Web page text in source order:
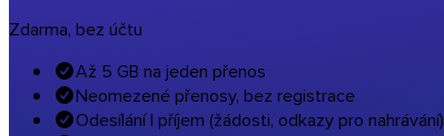
Zdarma, bez účtu
Až 5 GB na jeden přenos
Neomezené přenosy, bez registrace
Odesílání I příjem (žádosti, odkazy pro nahrávání)